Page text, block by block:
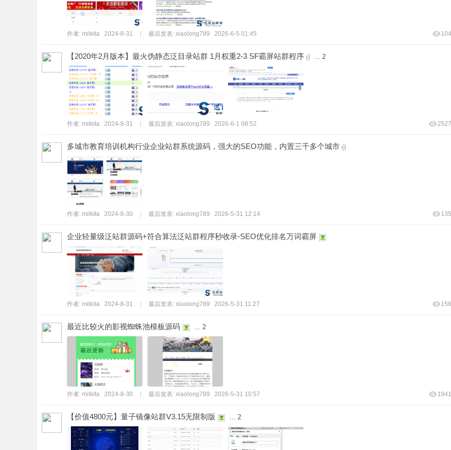
作者: milkita 2024-8-31 最后发表: xiaolong789 2026-6-5 01:45
【2020年2月版本】最火伪静态泛目录站群 1月权重2-3 SF霸屏站群程序 ... 2
作者: milkita 2024-8-31 最后发表: xiaolong789 2026-6-1 08:52 2527
多城市教育培训机构行业企业站群系统源码，强大的SEO功能，内置三千多个城市
作者: milkita 2024-8-30 最后发表: xiaolong789 2026-5-31 12:14
企业轻量级泛站群源码+符合算法泛站群程序秒收录-SEO优化排名万词霸屏
作者: milkita 2024-8-31 最后发表: xiaolong789 2026-5-31 11:27
最近比较火的影视蜘蛛池模板源码 ... 2
作者: milkita 2024-8-30 最后发表: xiaolong789 2026-5-31 10:57 1941
【价值4800元】量子镜像站群V3.15无限制版 ... 2